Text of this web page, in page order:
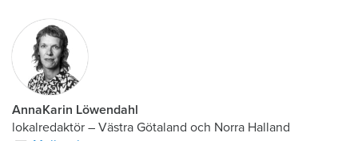
AnnaKarin Löwendahl
lokalredaktör – Västra Götaland och Norra Halland